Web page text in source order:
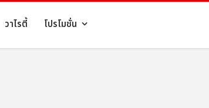
วาไรตี้ โปรโมชั่น